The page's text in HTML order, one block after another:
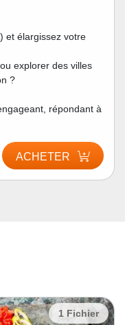
et élargissez votre
explorer des villes
?
répondant à
ACHETER
1 Fichier